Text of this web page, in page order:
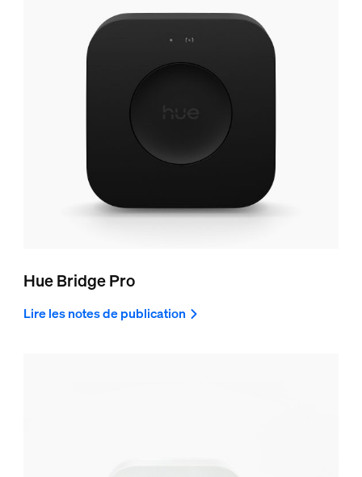
Hue Bridge Pro
Lire les notes de publication